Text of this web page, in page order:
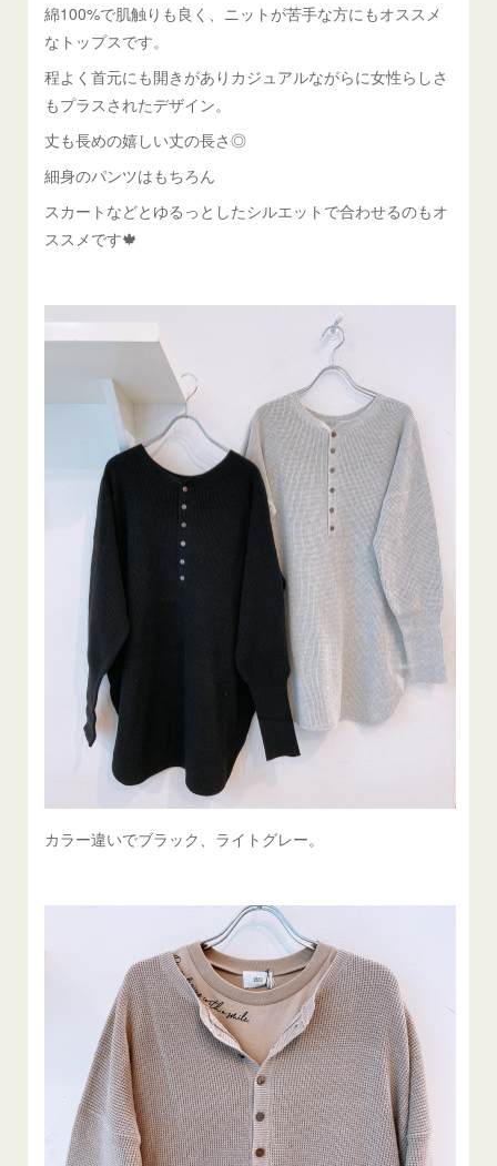
綿100%で肌触りも良く、ニットが苦手な方にもオススメ
なトップスです。
程よく首元にも開きがありカジュアルながらに女性らしさ
もプラスされたデザイン。
丈も長めの嬉しい丈の長さ◎
細身のパンツはもちろん
スカートなどとゆるっとしたシルエットで合わせるのもオ
ススメです🍁
カラー違いでブラック、ライトグレー。